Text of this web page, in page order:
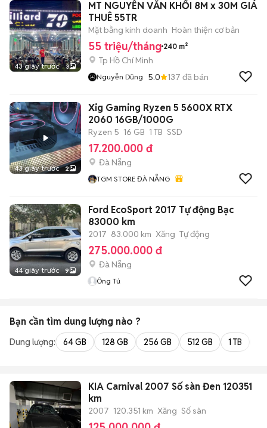
43 giây trước 3
MT NGUYỄN VĂN KHỐI 8M x 30M GIÁ
THUÊ 55TR
Mặt bằng kinh doanh Hoàn thiện cơ bản
55 triệu/tháng 240 m²
Tp Hồ Chí Minh
Nguyễn Dũng 5.0 137 đã bán
43 giây trước 2
Xig Gaming Ryzen 5 5600X RTX
2060 16GB/1000G
Ryzen 5 16 GB 1 TB SSD
17.200.000 đ
Đà Nẵng
TGM STORE ĐÀ NẴNG
44 giây trước 9
Ford EcoSport 2017 Tự động Bạc
83000 km
2017 83.000 km Xăng Tự động
275.000.000 đ
Đà Nẵng
Ông Tú
Bạn cần tìm dung lượng nào ?
Dung lượng: 64 GB 128 GB 256 GB 512 GB 1 TB
KIA Carnival 2007 Số sàn Đen 120351
km
2007 120.351 km Xăng Số sàn